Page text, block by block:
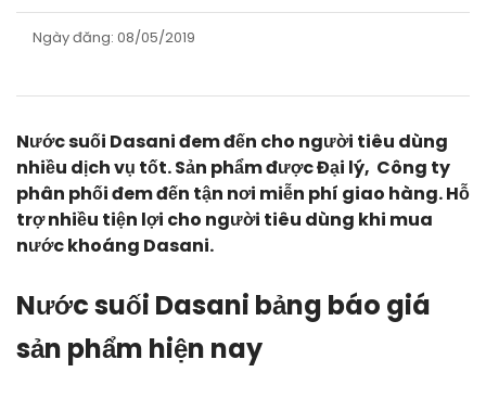
Ngày đăng: 08/05/2019
Nước suối Dasani đem đến cho người tiêu dùng
nhiều dịch vụ tốt. Sản phẩm được Đại lý, Công ty
phân phối đem đến tận nơi miễn phí giao hàng. Hỗ
trợ nhiều tiện lợi cho người tiêu dùng khi mua
nước khoáng Dasani.
Nước suối Dasani bảng báo giá
sản phẩm hiện nay